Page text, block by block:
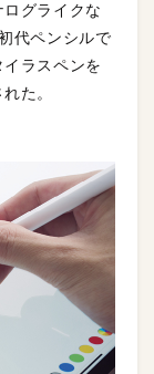
グライクな
代ペンシルで
ラスペンを
た。